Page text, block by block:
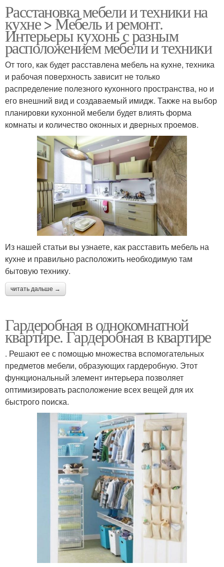
Расстановка мебели и техники на
кухне > Мебель и ремонт.
Интерьеры кухонь с разным
расположением мебели и техники
От того, как будет расставлена мебель на кухне, техника
и рабочая поверхность зависит не только
распределение полезного кухонного пространства, но и
его внешний вид и создаваемый имидж. Также на выбор
планировки кухонной мебели будет влиять форма
комнаты и количество оконных и дверных проемов.
Из нашей статьи вы узнаете, как расставить мебель на
кухне и правильно расположить необходимую там
бытовую технику.
читать дальше →
Гардеробная в однокомнатной
квартире. Гардеробная в квартире
. Решают ее с помощью множества вспомогательных
предметов мебели, образующих гардеробную. Этот
функциональный элемент интерьера позволяет
оптимизировать расположение всех вещей для их
быстрого поиска.